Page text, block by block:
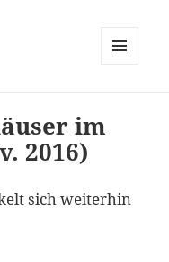
im
2016)
sich weiterhin